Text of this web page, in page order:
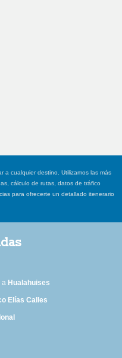
a cualquier destino. Utilizamos las más
cálculo de rutas, datos de tráfico
para ofrecerte un detallado itenerario
a Hualahuises
Elías Calles